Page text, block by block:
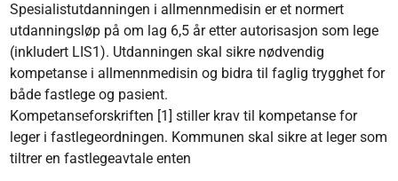
Spesialistutdanningen i allmennmedisin er et normert
utdanningsløp på om lag 6,5 år etter autorisasjon som lege
(inkludert LIS1). Utdanningen skal sikre nødvendig
kompetanse i allmennmedisin og bidra til faglig trygghet for
både fastlege og pasient.
Kompetanseforskriften [1] stiller krav til kompetanse for
leger i fastlegeordningen. Kommunen skal sikre at leger som
tiltrer en fastlegeavtale enten